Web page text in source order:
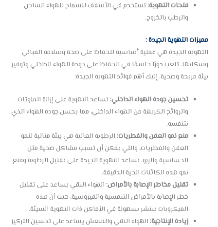
فتحات التهوية:تستخدم في الأسقف للسماح للهواء الساخن
والرطب بالخروج.
مميزات التهوية الجيدة :
التهوية الجيدة هي عملية أساسية للحفاظ على صحة وسلامة المباني
وسكانها. تلعب دورًا حاسمًا في الحفاظ على جودة الهواء الداخلي وتوفير
بيئة مريحة وصحية. إليك أهم فوائد التهوية الجيدة:
تحسين جودة الهواء الداخلي:تساعد التهوية على إزالة الملوثات
والروائح الكريهة من الهواء الداخلي، مما يحسن جودة الهواء الذي
نتنفسه.
منع نمو العفن والفطريات:الرطوبة العالية هي بيئة مثالية لنمو
العفن والفطريات، والتي يمكن أن تسبب مشاكل صحية مثل
الحساسية والربو. تساعد التهوية الجيدة على تقليل الرطوبة ومنع
نمو هذه الكائنات الحية الدقيقة.
تقليل مخاطر الإصابة بالأمراض:الهواء النقي يساعد على تقليل
خطر الإصابة بالأمراض التنفسية والفيروسية، حيث أن هذه
الميكروبات تنتشر بسهولة في الأماكن ذات التهوية السيئة.
زيادة الإنتاجية:الهواء النقي والمنعش يساعد على تحسين التركيز